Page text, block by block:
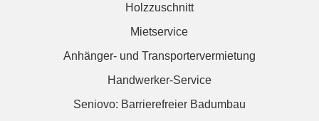
Holzzuschnitt
Mietservice
Anhänger- und Transportervermietung
Handwerker-Service
Seniovo: Barrierefreier Badumbau